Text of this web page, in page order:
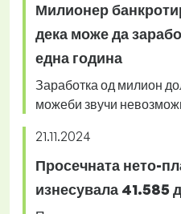
Милионер
дека може да
една година
Заработка од милион
можеби звучи
21.11.2024
Просечната нето-
изнесувала 41.585